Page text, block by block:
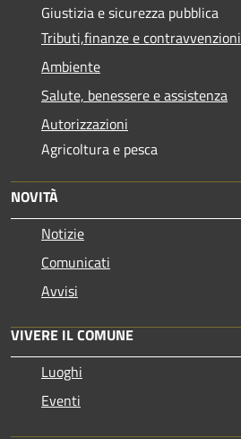
Giustizia e sicurezza pubblica
Tributi,finanze e contravvenzioni
Ambiente
Salute, benessere e assistenza
Autorizzazioni
Agricoltura e pesca
NOVITÀ
Notizie
Comunicati
Avvisi
VIVERE IL COMUNE
Luoghi
Eventi